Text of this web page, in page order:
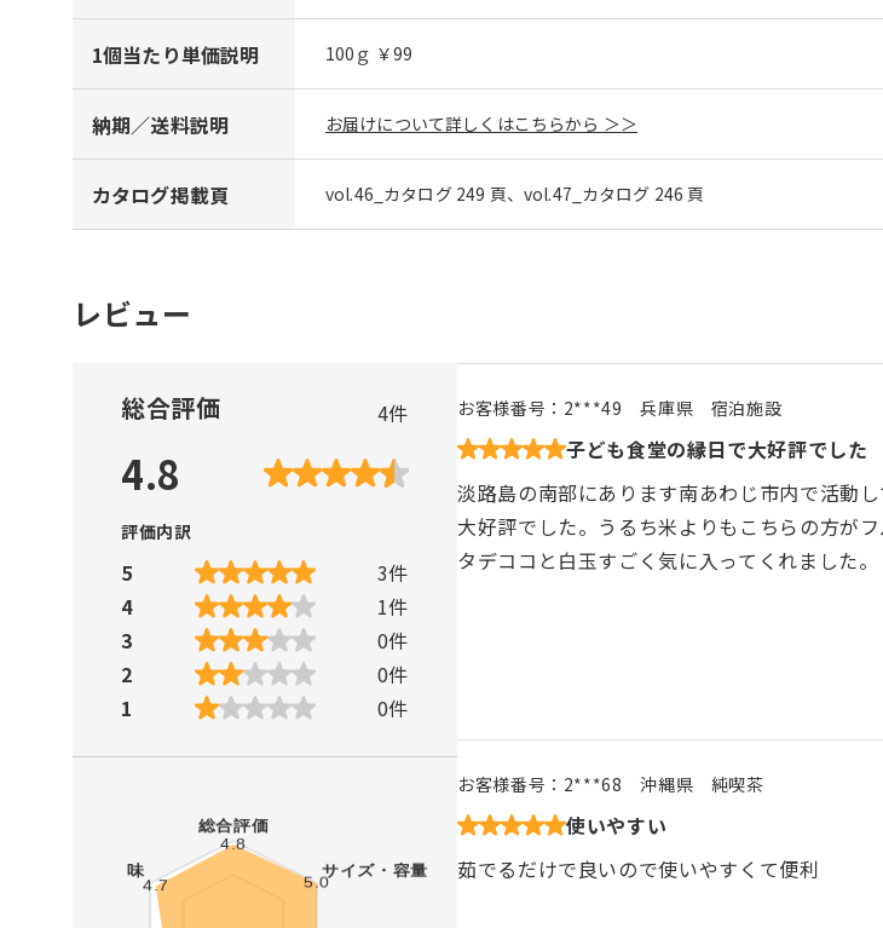
1個当たり単価説明 100ｇ ￥99
納期／送料説明 お届けについて詳しくはこちらから ＞＞
カタログ掲載頁 vol.46_カタログ 249 頁、vol.47_カタログ 246 頁
レビュー
総合評価 4件
4.8
評価内訳
5 3件
4
1件
3
0件
2
0件
1
0件
お客様番号： 2***49 兵庫県 宿泊施設
子ども食堂の縁日で大好評でした
淡路島の南部にあります南あわじ市内で活動
大好評でした。うるち米よりもこちらの方が
タデココと白玉すごく気に入ってくれました。
お客様番号： 2***68 沖縄県 純喫茶
使いやすい
茹でるだけで良いので使いやすくて便利